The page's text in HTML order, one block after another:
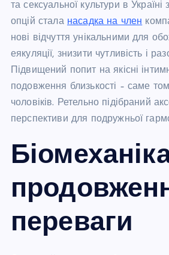
та сексуальної культури в
опцій стала насадка на член
нові відчуття унікальними для
еякуляції, знизити чутливість і
Підвищений попит на якісні
подовження близькості – саме
чоловіків. Ретельно підібраний
перспективи для подружньої
переваги